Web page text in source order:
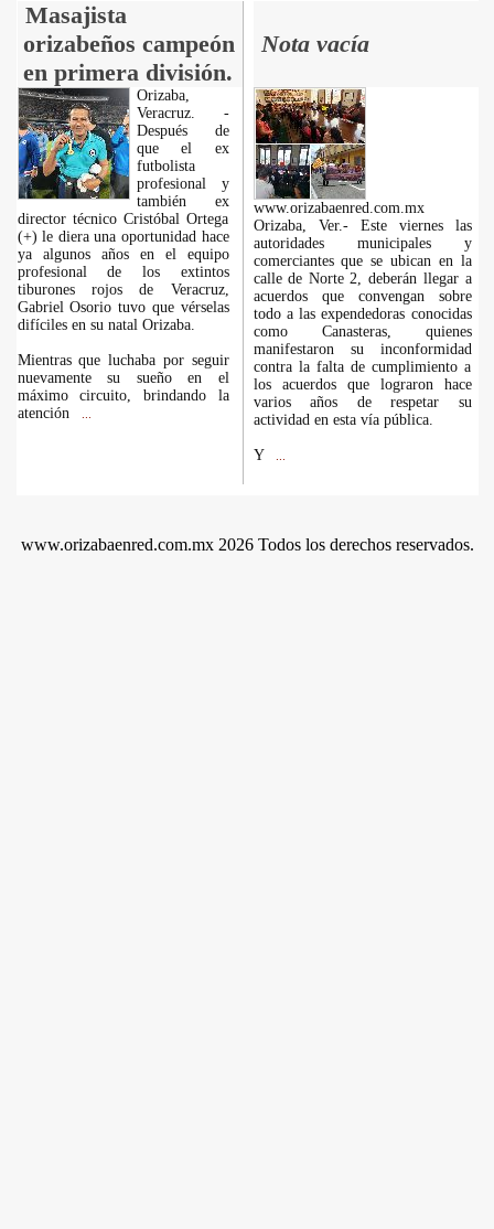
Masajista
orizabeños campeón
en primera división.
Nota vacía
Orizaba,
Veracruz. -
Después de
que el ex
futbolista
profesional y
también ex
director técnico Cristóbal Ortega
(+) le diera una oportunidad hace
ya algunos años en el equipo
profesional de los extintos
tiburones rojos de Veracruz,
Gabriel Osorio tuvo que vérselas
difíciles en su natal Orizaba.
Mientras que luchaba por seguir
nuevamente su sueño en el
máximo circuito, brindando la
atención
www.orizabaenred.com.mx
Orizaba, Ver.- Este viernes las
autoridades municipales y
comerciantes que se ubican en la
calle de Norte 2, deberán llegar a
acuerdos que convengan sobre
todo a las expendedoras conocidas
como Canasteras, quienes
manifestaron su inconformidad
contra la falta de cumplimiento a
los acuerdos que lograron hace
varios años de respetar su
actividad en esta vía pública.
Y
www.orizabaenred.com.mx 2026 Todos los derechos reservados.